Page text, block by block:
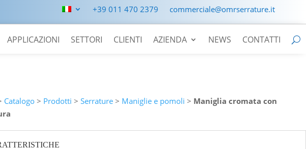
+39 011 470 2379 commerciale@omrserrature.it
APPLICAZIONI SETTORI CLIENTI AZIENDA NEWS CONTATTI
Catalogo > Prodotti >Serrature > Maniglie e pomoli > Maniglia cromata con